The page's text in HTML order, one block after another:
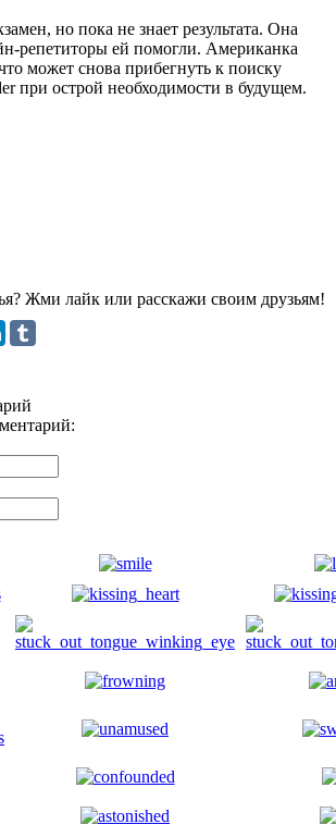
но пока не знает результата. Она
репетиторы ей помогли. Американка
может снова прибегнуть к поиску
при острой необходимости в будущем.
Жми лайк или расскажи своим друзьям!